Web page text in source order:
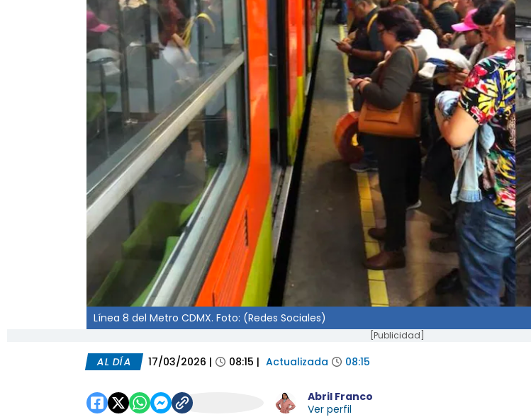
Línea 8 del Metro CDMX. Foto: (Redes Sociales)
[Publicidad]
AL DÍA 17/03/2026 | 08:15 | Actualizada 08:15
Abril Franco
Ver perfil